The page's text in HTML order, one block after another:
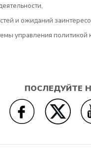
и ожиданий
управления политикой
ПОСЛЕДУЙТЕ